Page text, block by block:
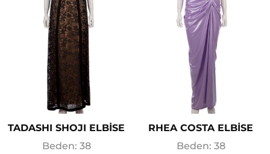
TADASHI SHOJI ELBİSE
Beden: 38
RHEA COSTA ELBİSE
Beden: 38